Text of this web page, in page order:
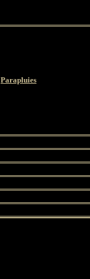
Parapluies